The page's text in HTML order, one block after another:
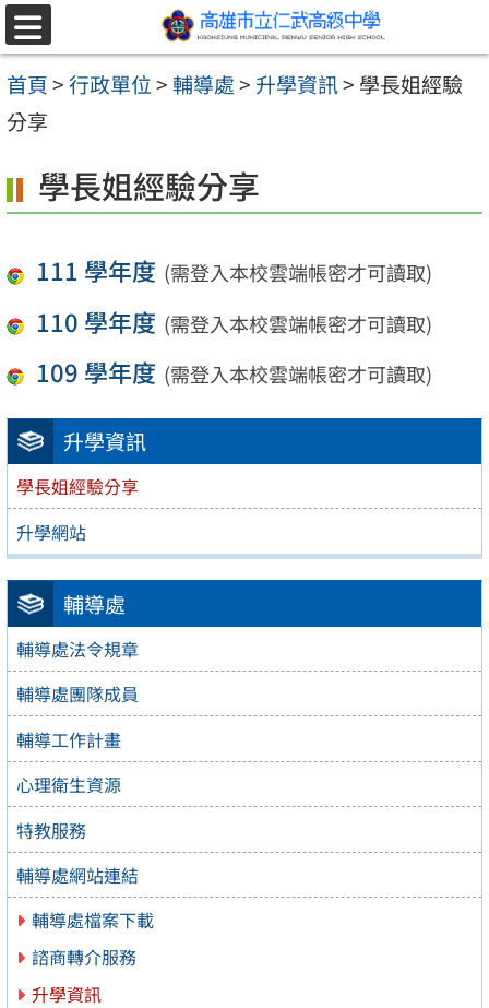
跳至主要內容區
選
單
首頁>行政單位>輔導處> 升學資訊> 學長姐經驗
分享
升學資訊
學長姐經驗分享
升學網站
輔導處
輔導處法令規章
輔導處團隊成員
輔導工作計畫
心理衛生資源
特教服務
輔導處網站連結
輔導處檔案下載
諮商轉介服務
升學資訊
學長姐經驗分享
111 學年度 (需登入本校雲端帳密才可讀取)
110 學年度 (需登入本校雲端帳密才可讀取)
109 學年度 (需登入本校雲端帳密才可讀取)